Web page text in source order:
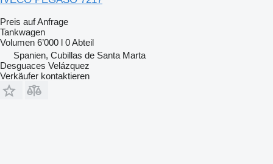
Preis auf Anfrage
Tankwagen
Volumen 6’000 l 0 Abteil
Spanien, Cubillas de Santa Marta
Desguaces Velázquez
Verkäufer kontaktieren